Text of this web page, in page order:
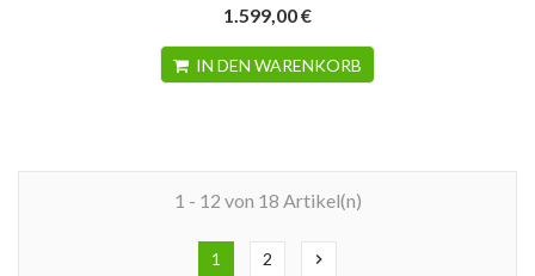
1.599,00 €
IN DEN WARENKORB
1 - 12 von 18 Artikel(n)
1 2 chevron_right